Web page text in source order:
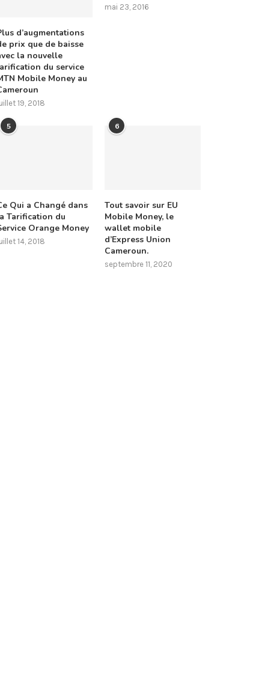
d’augmentations
prix que de baisse
la nouvelle
du service
Mobile Money au
19, 2018
mai 23, 2016
5
Qui a Changé dans
Tarification du
Orange Money
14, 2018
6
Tout savoir sur EU
Mobile Money, le
wallet mobile
d’Express Union
Cameroun.
septembre 11, 2020